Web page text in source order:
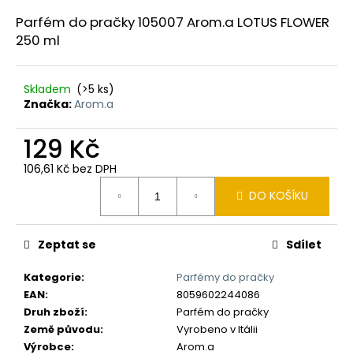
Parfém do pračky 105007 Arom.a LOTUS FLOWER
250 ml
Skladem (>5 ks)
Značka:Arom.a
129 Kč
106,61 Kč bez DPH
DO KOŠÍKU
Kategorie:
Parfémy do pračky
EAN:
8059602244086
Druh zboží:
Parfém do pračky
Země původu:
Vyrobeno v Itálii
Výrobce: Arom.a
Zeptat se Sdílet
o
p
o
u
č
u
e